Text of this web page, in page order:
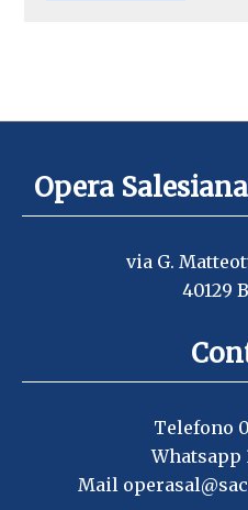
Opera
via G.
40129
Telefono
Whatsapp
Mail